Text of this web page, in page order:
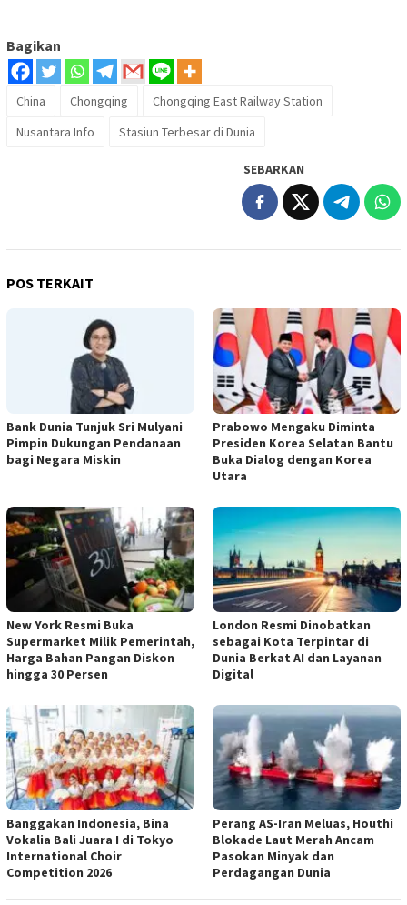
Bagikan
China Chongqing
Chongqing East Railway Station
Nusantara Info
Stasiun Terbesar di Dunia
SEBARKAN
POS TERKAIT
Bank Dunia Tunjuk Sri Mulyani
Pimpin Dukungan Pendanaan
bagi Negara Miskin
Prabowo Mengaku Diminta
Presiden Korea Selatan Bantu
Buka Dialog dengan Korea
Utara
New York Resmi Buka
Supermarket Milik Pemerintah,
Harga Bahan Pangan Diskon
hingga 30 Persen
London Resmi Dinobatkan
sebagai Kota Terpintar di
Dunia Berkat AI dan Layanan
Digital
Banggakan Indonesia, Bina
Vokalia Bali Juara I di Tokyo
International Choir
Competition 2026
Perang AS-Iran Meluas, Houthi
Blokade Laut Merah Ancam
Pasokan Minyak dan
Perdagangan Dunia